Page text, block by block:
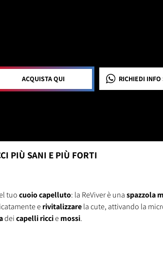
ACQUISTA QUI RICHIEDI INFO
PIÙ SANI E PIÙ FORTI
tuocuoio capelluto: la ReViver è unaspazzola
erivitalizzarela cute, attivando la
deicapelli ricciemossi.